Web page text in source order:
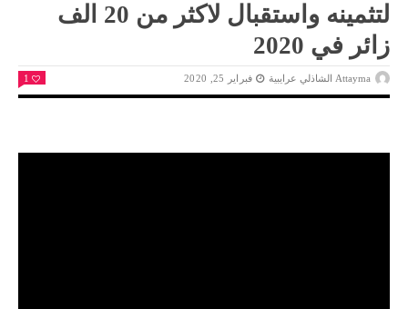
لتثمينه واستقبال لاكثر من 20 الف
زائر في 2020
Attayma الشاذلي عرايبية فبراير 25, 2020 1